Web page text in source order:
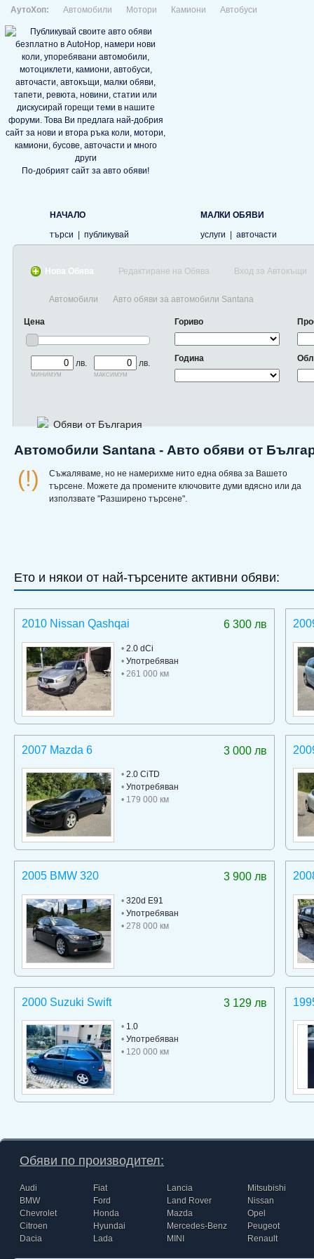
АутоХоп: Автомобили Мотори Камиони Автобуси
По-добрият сайт за авто обяви!
НАЧАЛО
търси
публикувай
МАЛКИ ОБЯВИ
услуги
авточасти
Нова Обява Редактиране на Обява Вход за Автокъщи
Автомобили Авто обяви за автомобили Santana
Цена
лв.
минимум
лв.
максимум
Гориво
Година
Обяви от България
Автомобили Santana - Авто обяви от
(!)
Съжаляваме, но не намерихме нито една обява за Вашето
търсене. Можете да промените ключовите думи вдясно или да
използвате "Разширено търсене".
Ето и някои от най-търсените активни обяви:
6 300 лв
2010 Nissan Qashqai
• 2.0 dCi
• Употребяван
• 261 000 км
3 000 лв
2007 Mazda 6
• 2.0 CiTD
• Употребяван
• 179 000 км
3 900 лв
2005 BMW 320
• 320d E91
• Употребяван
• 278 000 км
3 129 лв
2000 Suzuki Swift
• 1.0
• Употребяван
• 120 000 км
Обяви по производител:
Audi
BMW
Chevrolet
Citroen
Dacia
Fiat
Ford
Honda
Hyundai
Lada
Lancia
Land Rover
Mazda
Mercedes-Benz
MINI
Mitsubishi
Nissan
Opel
Peugeot
Renault